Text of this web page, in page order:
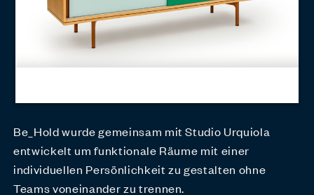
Be_Hold wurde gemeinsam mit Studio Urquiola
entwickelt um funktionale Räume mit einer
individuellen Persönlichkeit zu gestalten ohne
Teams voneinander zu trennen.